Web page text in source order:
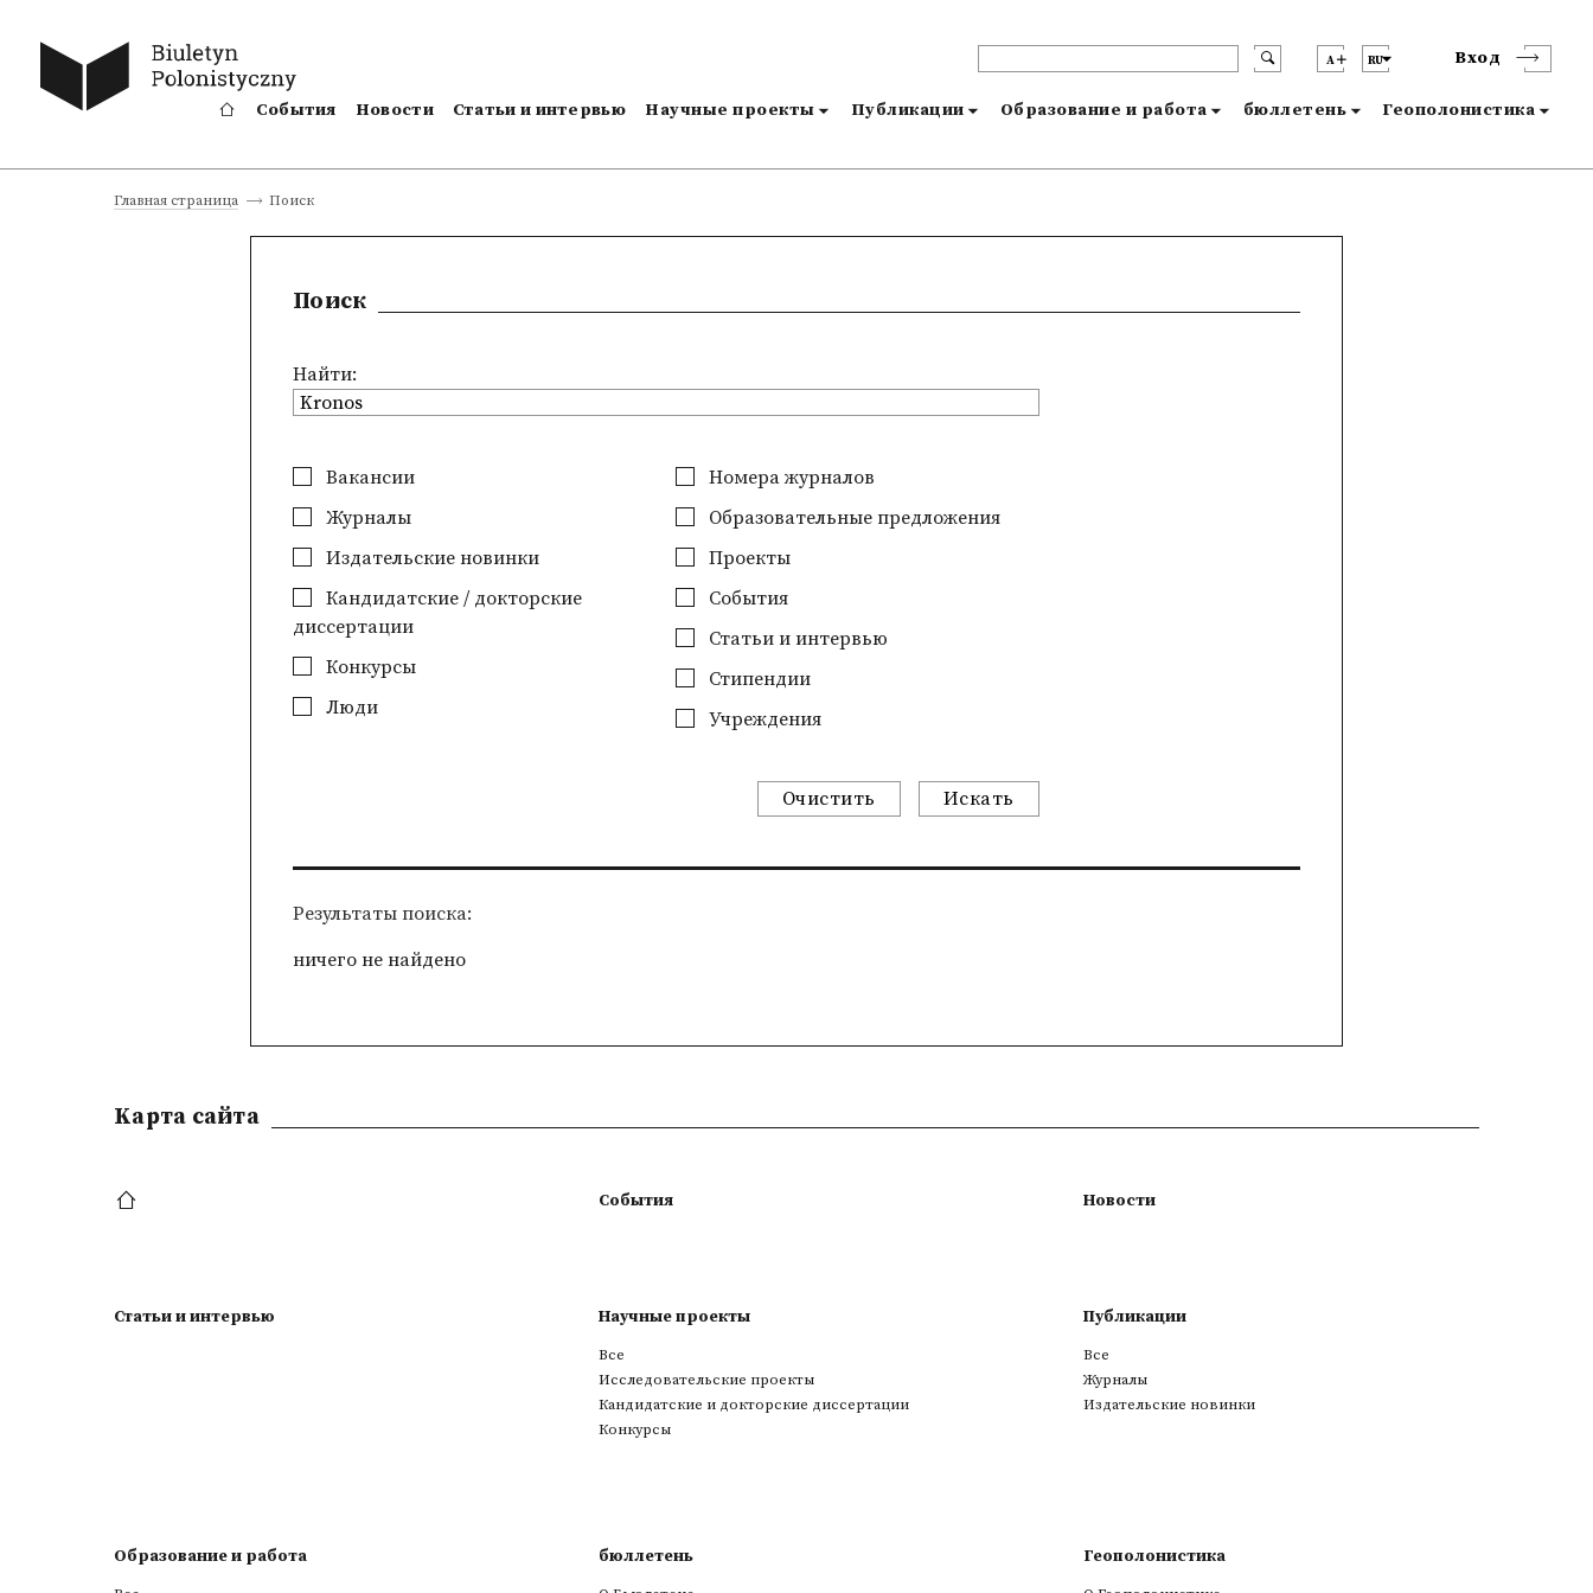
A RU Вход
События Новости Статьи и интервью Научные проекты Публикации Образование и работа бюллетень Геополонистика
Главная страница Поиск
Поиск
Найти:
Вакансии
Журналы
Издательские новинки
Кандидатские / докторские
диссертации
Конкурсы
Люди
Номера журналов
Образовательные предложения
Проекты
События
Статьи и интервью
Стипендии
Учреждения
Очистить Искать
Pезультаты поиска
ничего не найдено
Kарта сайта
События Новости
Статьи и интервью Научные проекты
Все
Исследовательские проекты
Кандидатские и докторские диссертации
Конкурсы
Публикации
Все
Журналы
Издательские новинки
Образование и работа бюллетень Геополонистика